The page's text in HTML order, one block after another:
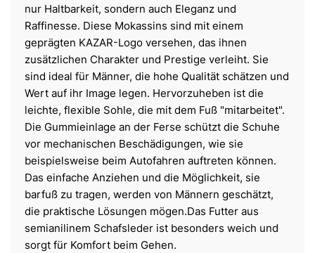
nur Haltbarkeit, sondern auch Eleganz und
Raffinesse. Diese Mokassins sind mit einem
geprägten KAZAR-Logo versehen, das ihnen
zusätzlichen Charakter und Prestige verleiht. Sie
sind ideal für Männer, die hohe Qualität schätzen und
Wert auf ihr Image legen. Hervorzuheben ist die
leichte, flexible Sohle, die mit dem Fuß "mitarbeitet".
Die Gummieinlage an der Ferse schützt die Schuhe
vor mechanischen Beschädigungen, wie sie
beispielsweise beim Autofahren auftreten können.
Das einfache Anziehen und die Möglichkeit, sie
barfuß zu tragen, werden von Männern geschätzt,
die praktische Lösungen mögen.Das Futter aus
semianilinem Schafsleder ist besonders weich und
sorgt für Komfort beim Gehen.